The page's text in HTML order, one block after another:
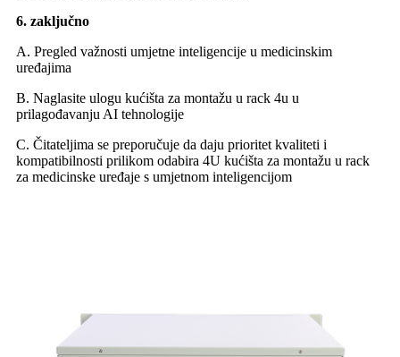
6. zaključno
A. Pregled važnosti umjetne inteligencije u medicinskim
uređajima
B. Naglasite ulogu kućišta za montažu u rack 4u u
prilagođavanju AI tehnologije
C. Čitateljima se preporučuje da daju prioritet kvaliteti i
kompatibilnosti prilikom odabira 4U kućišta za montažu u rack
za medicinske uređaje s umjetnom inteligencijom